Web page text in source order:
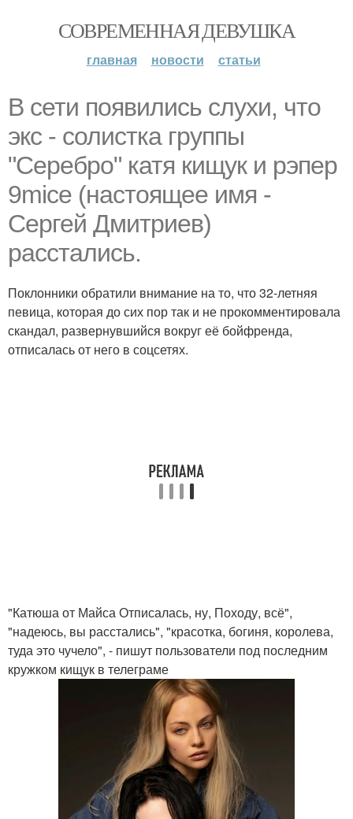
СОВРЕМЕННАЯ ДЕВУШКА
главная новости статьи
В сети появились слухи, что
экс - солистка группы
"Серебро" катя кищук и рэпер
9mice (настоящее имя -
Сергей Дмитриев)
расстались.
Поклонники обратили внимание на то, что 32-летняя
певица, которая до сих пор так и не прокомментировала
скандал, развернувшийся вокруг её бойфренда,
отписалась от него в соцсетях.
"Катюша от Майса Отписалась, ну, Походу, всё",
"надеюсь, вы расстались", "красотка, богиня, королева,
туда это чучело", - пишут пользователи под последним
кружком кищук в телеграме